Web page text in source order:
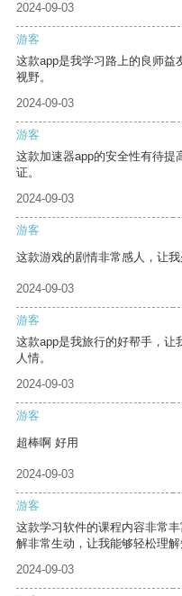
2024-09-03
游客
这款app是我学习路上的良师益
视野。
2024-09-03
游客
这款加速器app的安全性有待提
证。
2024-09-03
游客
这款游戏的剧情非常感人，让我
2024-09-03
游客
这款app是我旅行的好帮手，让
人情。
2024-09-03
游客
超棒啊 好用
2024-09-03
游客
这款学习软件的课程内容非常
解非常生动，让我能够轻松理解
2024-09-03